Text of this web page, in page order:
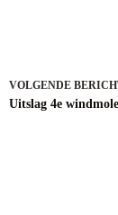
VOLGENDE
Uitslag 4e